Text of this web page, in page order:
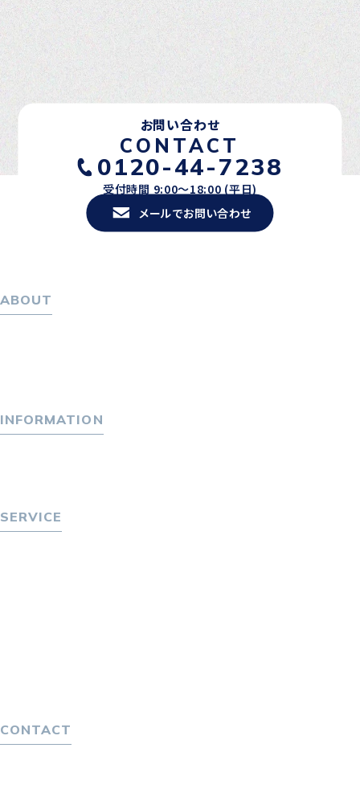
お問い合わせ
CONTACT
0120-44-7238
受付時間 9:00〜18:00 (平日)
メールでお問い合わせ
ABOUT
INFORMATION
SERVICE
CONTACT